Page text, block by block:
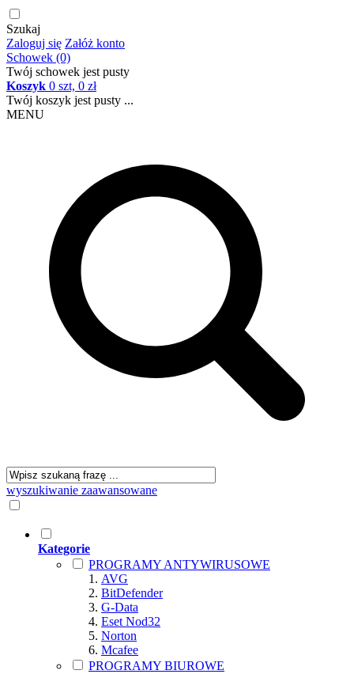
Szukaj
Zaloguj się Załóż konto
Schowek (0)
Twój schowek jest pusty
Koszyk 0 szt, 0 zł
Twój koszyk jest pusty ...
MENU
wyszukiwanie zaawansowane
Kategorie
PROGRAMY ANTYWIRUSOWE
AVG
BitDefender
G-Data
Eset Nod32
Norton
Mcafee
PROGRAMY BIUROWE